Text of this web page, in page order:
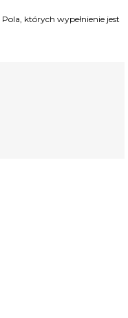
Pola, których wypełnienie jest